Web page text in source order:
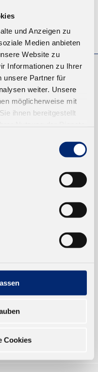
und Anzeigen zu
Medien anbieten
Website zu
Informationen zu Ihrer
unsere Partner für
weiter. Unsere
möglicherweise mit
ihnen bereitgestellt
Cookies
4, 76356 Weingarten,
Euro